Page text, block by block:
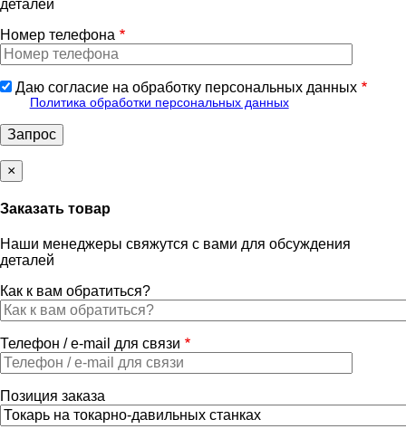
деталей
Номер телефона
Даю согласие на обработку персональных данных
Политика обработки персональных данных
×
Заказать товар
Наши менеджеры свяжутся с вами для обсуждения
деталей
Как к вам обратиться?
Телефон / e-mail для связи
Позиция заказа